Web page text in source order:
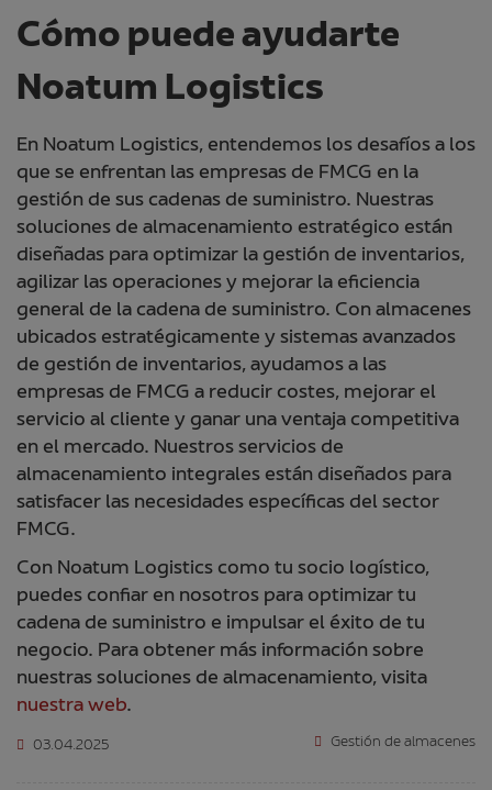
Cómo puede ayudarte
Noatum Logistics
En Noatum Logistics, entendemos los desafíos a los
que se enfrentan las empresas de FMCG en la
gestión de sus cadenas de suministro. Nuestras
soluciones de almacenamiento estratégico están
diseñadas para optimizar la gestión de inventarios,
agilizar las operaciones y mejorar la eficiencia
general de la cadena de suministro. Con almacenes
ubicados estratégicamente y sistemas avanzados
de gestión de inventarios, ayudamos a las
empresas de FMCG a reducir costes, mejorar el
servicio al cliente y ganar una ventaja competitiva
en el mercado. Nuestros servicios de
almacenamiento integrales están diseñados para
satisfacer las necesidades específicas del sector
FMCG.
Con Noatum Logistics como tu socio logístico,
puedes confiar en nosotros para optimizar tu
cadena de suministro e impulsar el éxito de tu
negocio. Para obtener más información sobre
nuestras soluciones de almacenamiento, visita
nuestra web.
03.04.2025 Gestión de almacenes